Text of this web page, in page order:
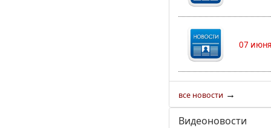
07
все новости →
Видеоновости